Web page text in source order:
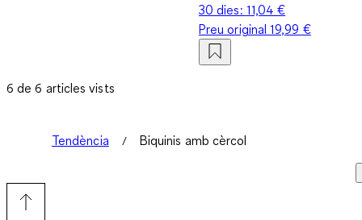
30 dies: 11,04 €
Preu original19,99 €
6 de 6 articles vists
Tendència Biquinis amb cèrcol